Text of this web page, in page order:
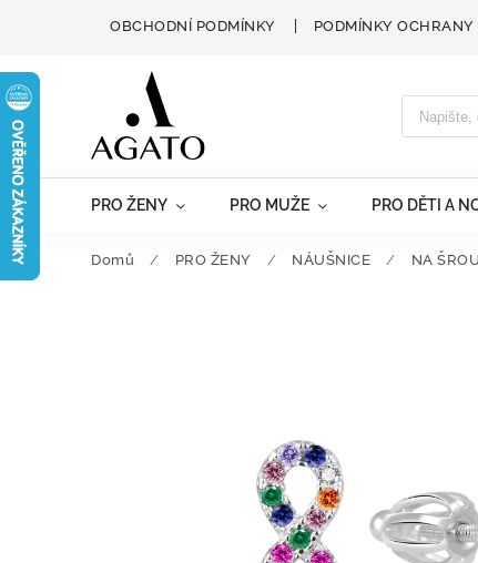
OBCHODNÍ PODMÍNKY PODMÍNKY
PRO ŽENY PRO MUŽE PRO DĚTI A
Domů / PRO ŽENY / NÁUŠNICE / NA